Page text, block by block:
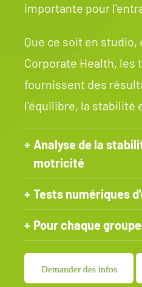
importante pour
Que ce soit en
Corporate Health, les
fournissent des
l'équilibre, la stabilité
Analyse de la
motricité
Tests numériques
Pour chaque
Demander des infos